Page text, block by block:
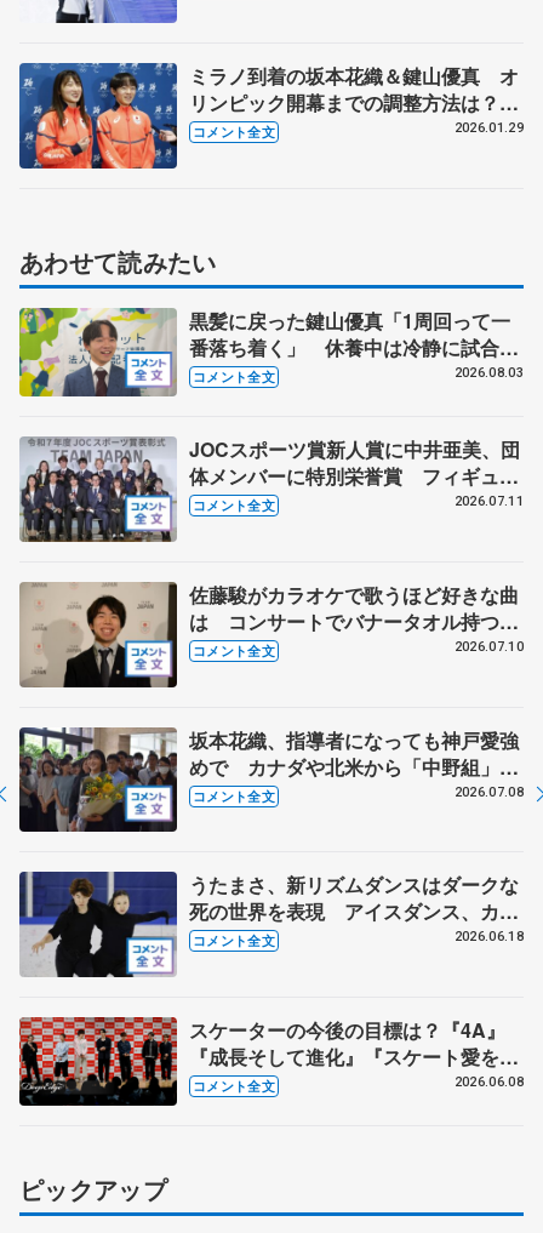
ミラノ到着の坂本花織＆鍵山優真 オ
リンピック開幕までの調整方法は？
空港で語った大舞台への意気込み
コメント全文 2026.01.29
あわせて読みたい
黒髪に戻った鍵山優真「1周回って一
番落ち着く」 休養中は冷静に試合を
観戦する機会にも
コメント全文 2026.08.03
JOCスポーツ賞新人賞に中井亜美、団
体メンバーに特別栄誉賞 フィギュア
スケートに別のスポーツを組み合わせ
コメント全文 2026.07.11
佐藤駿がカラオケで歌うほど好きな曲
は コンサートでバナータオル持つ観
客に感謝 【オリンピックコンサー
コメント全文 2026.07.10
坂本花織、指導者になっても神戸愛強
めで カナダや北米から「中野組」の
練習に参加 【兵庫県「誉賞」贈呈】
コメント全文 2026.07.08
うたまさ、新リズムダンスはダークな
死の世界を表現 アイスダンス、カッ
プル数増加はうれしい【木下グループ/
コメント全文 2026.06.18
スケーターの今後の目標は？『4A』
『成長そして進化』『スケート愛を深
める』 真剣勝負のゲームコーナーも
コメント全文 2026.06.08
ピックアップ